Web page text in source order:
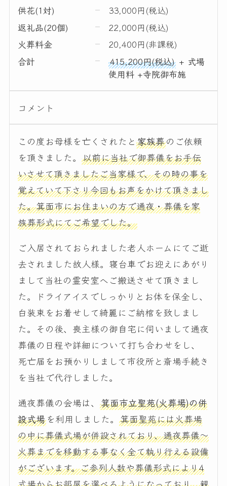
供花(1対)
33,000円(税込)
返礼品(20個)
22,000円(税込)
火葬料金
20,400円(非課税)
合計
415,200円(税込)+ 式場
使用料 +寺院御布施
コメント
この度お母様を亡くされたと家族葬のご依頼
を頂きました。以前に当社で御葬儀をお手伝
いさせて頂きましたご当家様で、その時の事を
覚えていて下さり今回もお声をかけて頂きまし
た。箕面市にお住まいの方で通夜・葬儀を家
族葬形式にてご希望でした。
ご入居されておられました老人ホームにてご逝
去されました故人様。寝台車でお迎えにあがり
まして当社の霊安室へご搬送させて頂きまし
た。ドライアイスでしっかりとお体を保全し、
白装束をお着せして綺麗にご納棺を致しまし
た。その後、喪主様の御自宅に伺いまして通夜
葬儀の日程や詳細について打ち合わせをし、
死亡届をお預かりしまして市役所と斎場手続き
を当社で代行しました。
通夜葬儀の会場は、箕面市立聖苑(火葬場)の併
設式場を利用しました。箕面聖苑には火葬場
の中に葬儀式場が併設されており、通夜葬儀～
火葬までを移動する事なく全て執り行える設備
がございます。ご参列人数や葬儀形式により4